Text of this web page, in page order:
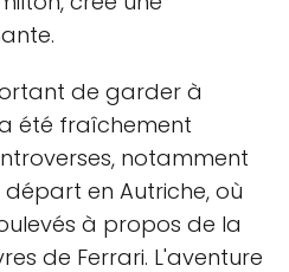
de garder à
été fraîchement
notamment
en Autriche, où
à propos de la
de Ferrari. L'aventure